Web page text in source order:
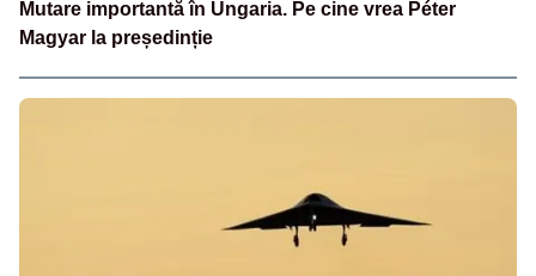
Mutare importantă în Ungaria. Pe cine vrea Péter
Magyar la președinție